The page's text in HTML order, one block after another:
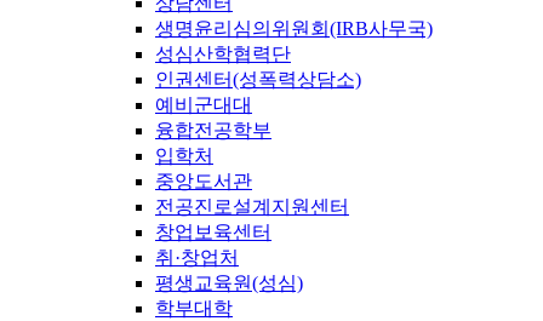
생명윤리심의위원회(IRB사무국)
성심산학협력단
인권센터(성폭력상담소)
예비군대대
융합전공학부
입학처
중앙도서관
전공진로설계지원센터
창업보육센터
취·창업처
평생교육원(성심)
학부대학